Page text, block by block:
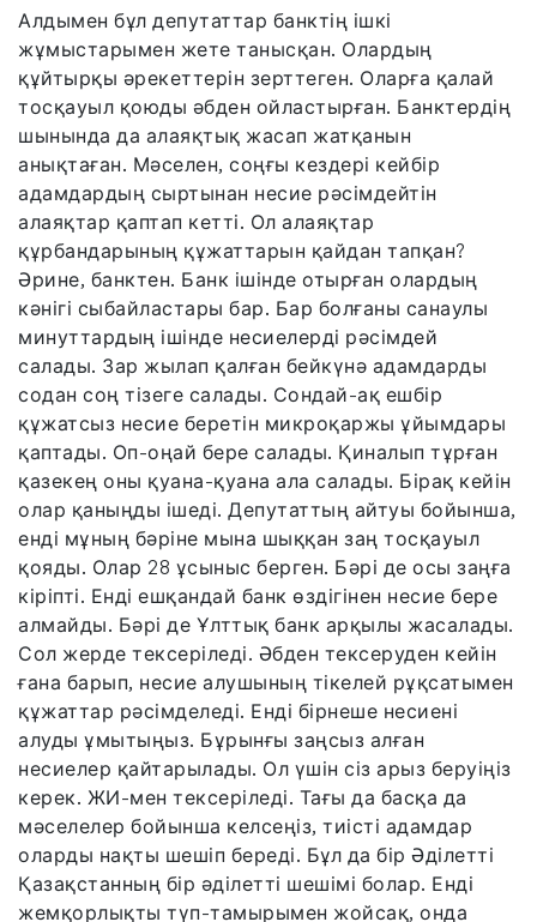
Алдымен бұл депутаттар банктің ішкі
жұмыстарымен жете танысқан. Олардың
құйтырқы әрекеттерін зерттеген. Оларға қалай
тосқауыл қоюды әбден ойластырған. Банктердің
шынында да алаяқтық жасап жатқанын
анықтаған. Мәселен, соңғы кездері кейбір
адамдардың сыртынан несие рәсімдейтін
алаяқтар қаптап кетті. Ол алаяқтар
құрбандарының құжаттарын қайдан тапқан?
Әрине, банктен. Банк ішінде отырған олардың
кәнігі сыбайластары бар. Бар болғаны санаулы
минуттардың ішінде несиелерді рәсімдей
салады. Зар жылап қалған бейкүнә адамдарды
содан соң тізеге салады. Сондай-ақ ешбір
құжатсыз несие беретін микроқаржы ұйымдары
қаптады. Оп-оңай бере салады. Қиналып тұрған
қазекең оны қуана-қуана ала салады. Бірақ кейін
олар қаныңды ішеді. Депутаттың айтуы бойынша,
енді мұның бәріне мына шыққан заң тосқауыл
қояды. Олар 28 ұсыныс берген. Бәрі де осы заңға
кіріпті. Енді ешқандай банк өздігінен несие бере
алмайды. Бәрі де Ұлттық банк арқылы жасалады.
Сол жерде тексеріледі. Әбден тексеруден кейін
ғана барып, несие алушының тікелей рұқсатымен
құжаттар рәсімделеді. Енді бірнеше несиені
алуды ұмытыңыз. Бұрынғы заңсыз алған
несиелер қайтарылады. Ол үшін сіз арыз беруіңіз
керек. ЖИ-мен тексеріледі. Тағы да басқа да
мәселелер бойынша келсеңіз, тиісті адамдар
оларды нақты шешіп береді. Бұл да бір Әділетті
Қазақстанның бір әділетті шешімі болар. Енді
жемқорлықты түп-тамырымен жойсақ, онда